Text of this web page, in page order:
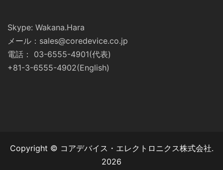
Skype: Wakana.Hara
メール：sales@coredevice.co.jp
電話： 03-6555-4901(代表)
+81-3-6555-4902(English)
Copyright © コアデバイス・エレクトロニクス株式会社.
2026